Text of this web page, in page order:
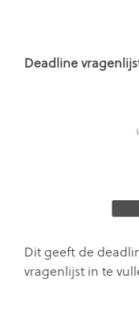
Deadline
Dit geeft de
vragenlijst in te